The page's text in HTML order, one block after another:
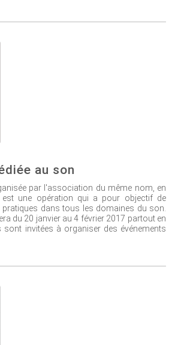
au son
par l'association du même nom, en
est une opération qui a pour objectif de
dans tous les domaines du son.
du 20 janvier au 4 février 2017 partout en
sont invitées à organiser des événements